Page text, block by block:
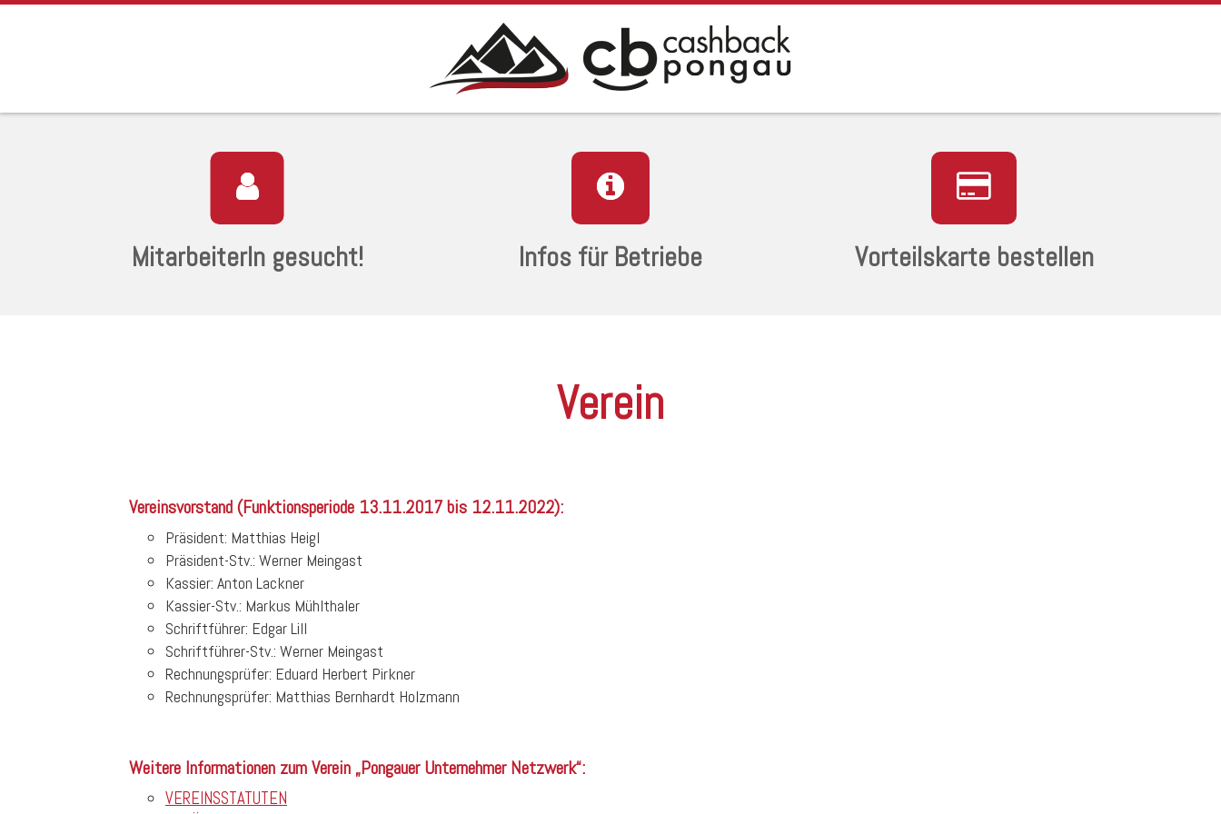
MitarbeiterIn gesucht! Infos für Betriebe Vorteilskarte bestellen
Verein
Vereinsvorstand (Funktionsperiode 13.11.2017 bis 12.11.2022):
Präsident: Matthias Heigl
Präsident-Stv.: Werner Meingast
Kassier: Anton Lackner
Kassier-Stv.: Markus Mühlthaler
Schriftführer: Edgar Lill
Schriftführer-Stv.: Werner Meingast
Rechnungsprüfer: Eduard Herbert Pirkner
Rechnungsprüfer: Matthias Bernhardt Holzmann
Weitere Informationen zum Verein „Pongauer Unternehmer Netzwerk“:
VEREINSSTATUTEN